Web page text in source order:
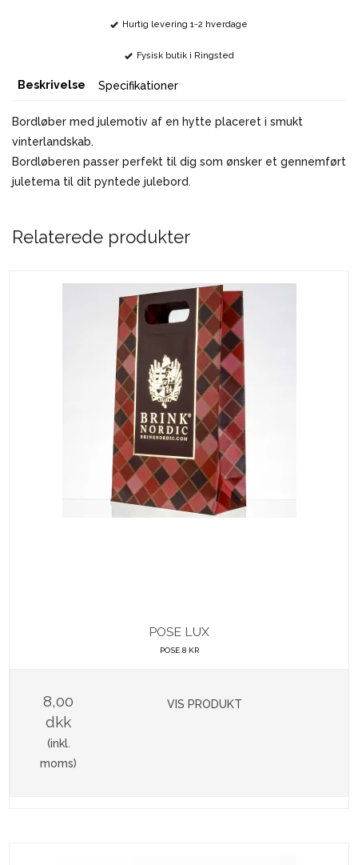
Hurtig levering 1-2 hverdage
Fysisk butik i Ringsted
Beskrivelse Specifikationer
Bordløber med julemotiv af en hytte placeret i smukt
vinterlandskab.
Bordløberen passer perfekt til dig som ønsker et gennemført
juletema til dit pyntede julebord.
Relaterede produkter
POSE LUX
POSE 8 KR
8,00
dkk
(inkl.
moms)
VIS PRODUKT